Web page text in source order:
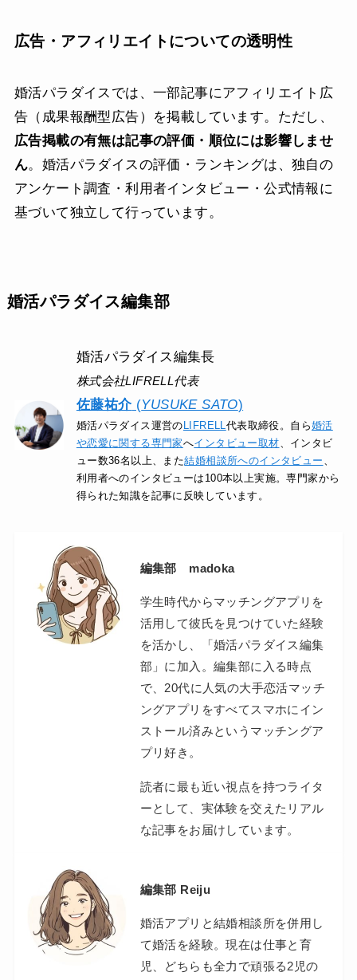
広告・アフィリエイトについての透明性
婚活パラダイスでは、一部記事にアフィリエイト広
告（成果報酬型広告）を掲載しています。ただし、
広告掲載の有無は記事の評価・順位には影響しませ
ん。婚活パラダイスの評価・ランキングは、独自の
アンケート調査・利用者インタビュー・公式情報に
基づいて独立して行っています。
婚活パラダイス編集部
婚活パラダイス編集長
株式会社LIFRELL代表
佐藤祐介(YUSUKE SATO)
婚活パラダイス運営の LIFRELL 代表取締役。自ら婚活
や恋愛に関する専門家へインタビュー取材 、インタビ
ュー数36名以上、また結婚相談所へのインタビュー
利用者へのインタビューは100本以上実施。専門家から
得られた知識を記事に反映しています。
編集部 madoka
学生時代からマッチングアプリを
活用して彼氏を見つけていた経験
を活かし、「婚活パラダイス編集
部」に加入。編集部に入る時点
で、20代に人気の大手恋活マッチ
ングアプリをすべてスマホにイン
ストール済みというマッチングア
プリ好き。
読者に最も近い視点を持つライタ
ーとして、実体験を交えたリアル
な記事をお届けしています。
編集部 Reiju
婚活アプリと結婚相談所を併用し
て婚活を経験。現在は仕事と育
児、どちらも全力で頑張る2児の